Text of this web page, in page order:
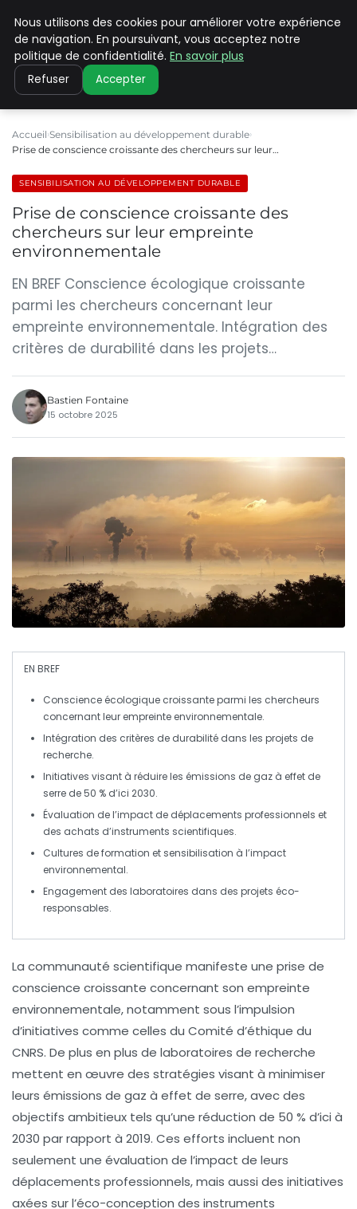
CLIMATE C ADVANCED
Accueil Sensibilisation au développement durable
Prise de conscience croissante des chercheurs sur leur…
SENSIBILISATION AU DÉVELOPPEMENT DURABLE
Prise de conscience croissante des
chercheurs sur leur empreinte
environnementale
EN BREF Conscience écologique croissante
parmi les chercheurs concernant leur
empreinte environnementale. Intégration des
critères de durabilité dans les projets…
Bastien Fontaine
15 octobre 2025
EN BREF
Conscience écologique croissante parmi les chercheurs
concernant leur empreinte environnementale.
Intégration des critères de durabilité dans les projets de
recherche.
Initiatives visant à réduire les émissions de gaz à effet de
serre de 50 % d’ici 2030.
Évaluation de l’impact de déplacements professionnels et
des achats d’instruments scientifiques.
Cultures deformation et sensibilisation à l’impact
environnemental.
Engagement des laboratoires dans des projets éco-
responsables.
La communauté scientifique manifeste une prise de
conscience croissante concernant son empreinte
environnementale, notamment sous l’impulsion
d’initiatives comme celles du Comité d’éthique du
CNRS. De plus en plus de laboratoires de recherche
mettent en œuvre des stratégies visant à minimiser
leurs émissions de gaz à effet de serre, avec des
objectifs ambitieux tels qu’une réduction de 50 % d’ici à
2030 par rapport à 2019. Ces efforts incluent non
seulement une évaluation de l’impact de leurs
déplacements professionnels, mais aussi des initiatives
axées sur l’éco-conception des instruments
Nous utilisons des cookies pour améliorer votre expérience
de navigation. En poursuivant, vous acceptez notre
politique de confidentialité. En savoir plus
Refuser Accepter